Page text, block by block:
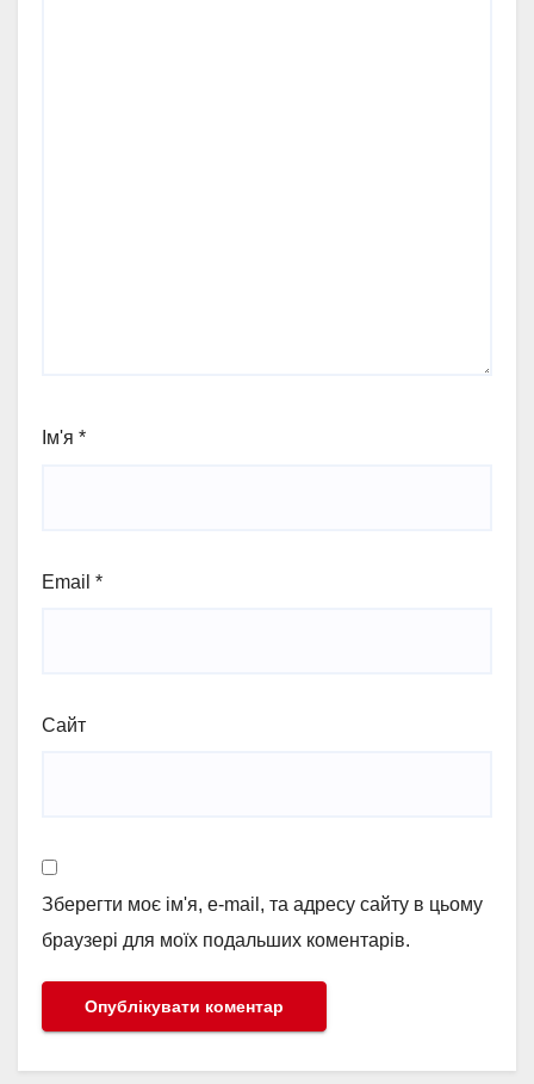
Ім'я *
Email *
Сайт
Зберегти моє ім'я, e-mail, та адресу сайту в цьому
браузері для моїх подальших коментарів.